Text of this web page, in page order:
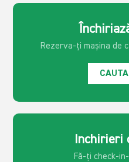
Rezerva-ți mașina de
Inchirieri
Fă-ți check-